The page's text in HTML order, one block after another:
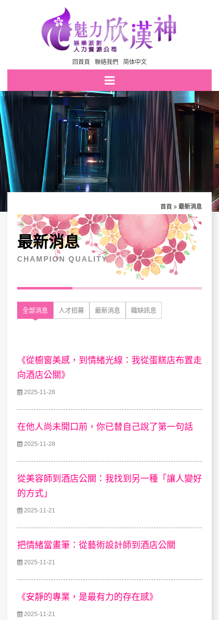
回首頁 聯絡我們 简体中文
首頁 最新消息
最新消息
CHAMPION QUALITY
全部消息 人才招募 最新消息 職缺訊息
《從櫥窗美感，到情緒光線：我從蛋糕店布置走
向酒店公關》
2025-11-28
在他人尚未開口前，你已替自己說了第一句話
2025-11-28
從美容師到酒店公關：我找到另一種「讓人變好
的方式」
2025-11-21
把情緒當畫筆：從藝術設計師到酒店公關
2025-11-21
《安靜的專業，是最有力的存在感》
2025-11-21